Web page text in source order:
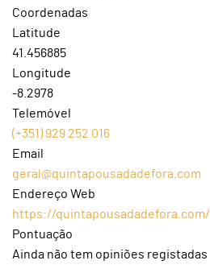
Coordenadas
Latitude
41.456885
Longitude
-8.2978
Telemóvel
(+351) 929 252 016
Email
geral@quintapousadadefora.com
Endereço Web
https://quintapousadadefora.com/
Pontuação
Ainda não tem opiniões registadas